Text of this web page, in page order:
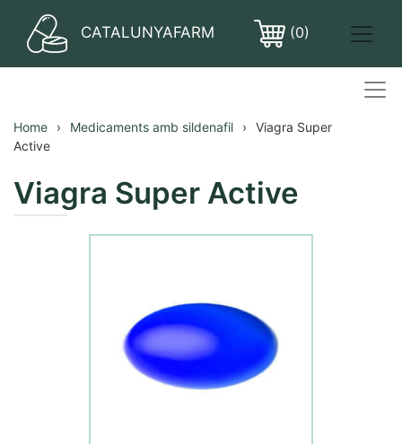
CATALUNYAFARM (0)
Home Medicaments amb sildenafil
Viagra Super
Active
Viagra Super Active